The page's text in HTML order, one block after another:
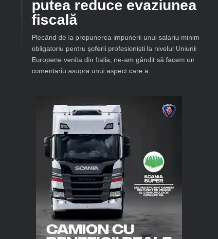
putea reduce evaziunea
fiscală
Plecând de la propunerea impunerii unui salariu minim
obligatoriu pentru șoferii profesioniști la nivelul Uniunii
Europene venita din Italia, ne-am gândit să facem un
comentariu asupra unui aspect care a…